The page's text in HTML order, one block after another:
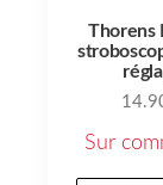
Thorens
Sur